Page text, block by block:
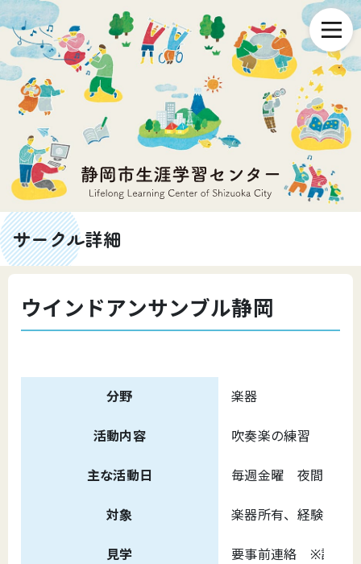
サークル詳細
ウインドアンサンブル静岡
分野 楽器
活動内容 吹奏楽の練習
主な活動日 毎週金曜 夜間
対象 楽器所有、経験者
見学 要事前連絡 ※詳細は